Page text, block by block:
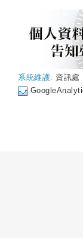
系統維護: 資訊處